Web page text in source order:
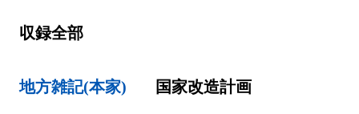
収録全部
地方雑記(本家) 国家改造計画